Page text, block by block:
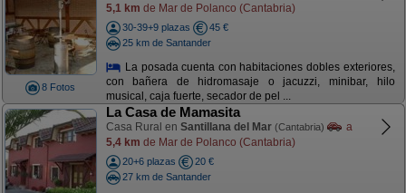
8 Fotos
5,1 km de Mar de Polanco (Cantabria)
30-39+9 plazas
45 €
25 km de Santander
La posada cuenta con habitaciones dobles exteriores,
con bañera de hidromasaje o jacuzzi, minibar, hilo
musical, caja fuerte, secador de pel ...
La Casa de Mamasita
Casa Rural en Santillana del Mar (Cantabria)
a
5,4 km de Mar de Polanco (Cantabria)
20+6 plazas
20 €
27 km de Santander